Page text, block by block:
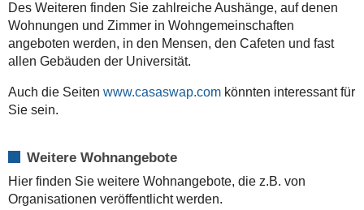
Des Weiteren finden Sie zahlreiche Aushänge, auf denen
Wohnungen und Zimmer in Wohngemeinschaften
angeboten werden, in den Mensen, den Cafeten und fast
allen Gebäuden der Universität.
Auch die Seiten www.casaswap.comkönnten interessant für
Sie sein.
Weitere Wohnangebote
Hier finden Sie weitere Wohnangebote, die z.B. von
Organisationen veröffentlicht werden.